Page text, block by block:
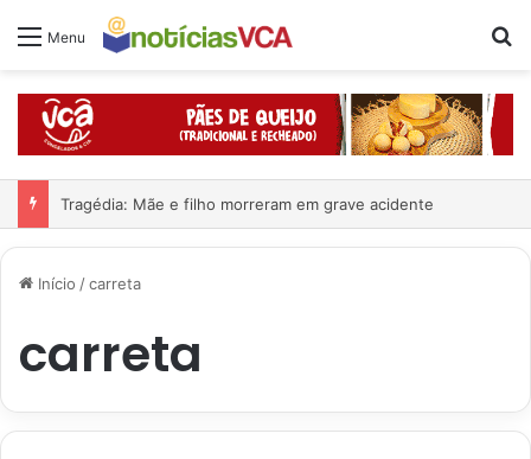
Menu
Tragédia: Mãe e filho morreram em grave acidente
Início /carreta
carreta